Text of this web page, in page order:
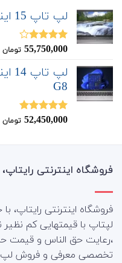
لپ تاپ 15 اینچی Dell مدل Latitude 5520
نمره
55,750,000 تومان
G8
نمره5.00
52,450,000 تومان
فروشگاه اینترنتی
فروشگاه اینترنتی رایتاپ،
لپتاپ با قیمتهایی کم
،رعایت حق الناس و قیمت
تخصصی معرفی و فروش لپ